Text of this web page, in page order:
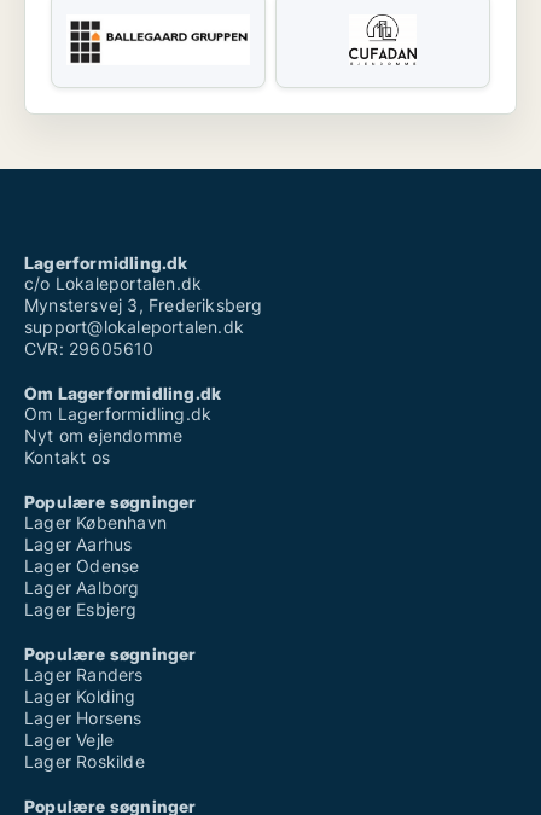
Lagerformidling.dk
c/o Lokaleportalen.dk
Mynstersvej 3, Frederiksberg
support@lokaleportalen.dk
CVR: 29605610
Om Lagerformidling.dk
Om Lagerformidling.dk
Nyt om ejendomme
Kontakt os
Populære søgninger
Lager København
Lager Aarhus
Lager Odense
Lager Aalborg
Lager Esbjerg
Populære søgninger
Lager Randers
Lager Kolding
Lager Horsens
Lager Vejle
Lager Roskilde
Populære søgninger